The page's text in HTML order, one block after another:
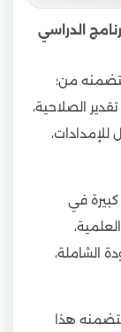
الدراسي
من؛
الصلاحية،
للإمدادات،
في
الشاملة،
هذا